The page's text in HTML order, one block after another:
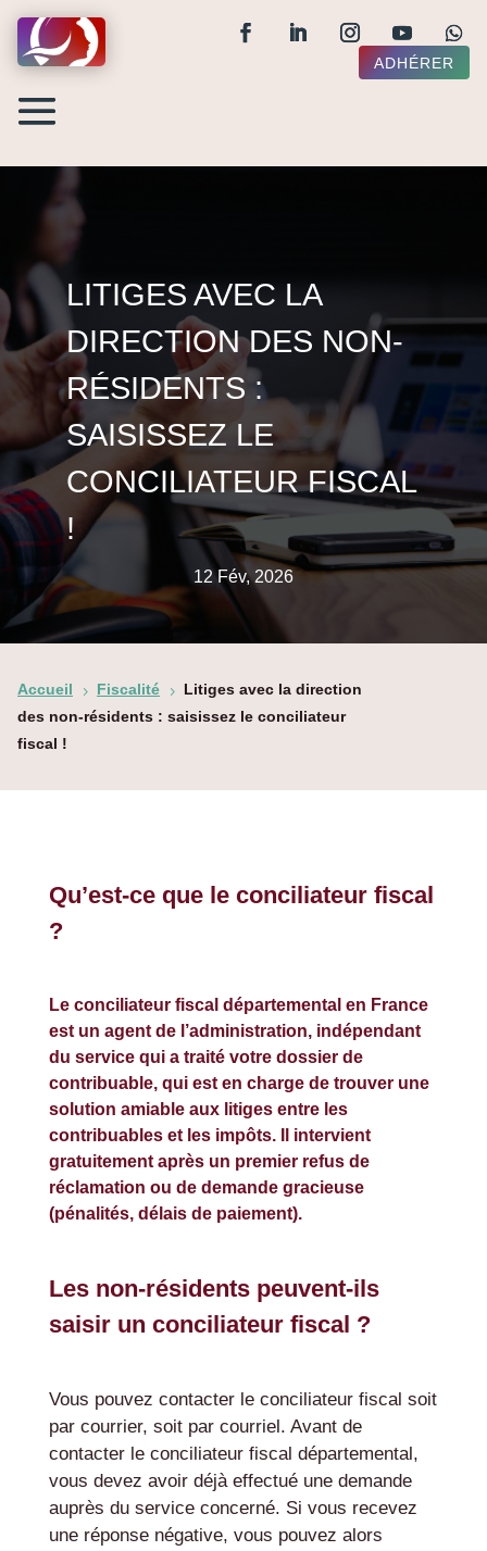
ADHÉRER
LITIGES AVEC LA
DIRECTION DES NON-
RÉSIDENTS :
SAISISSEZ LE
CONCILIATEUR FISCAL
!
12 Fév, 2026
Accueil 5 Fiscalité 5
Litiges avec la direction
des non-résidents : saisissez le conciliateur
fiscal !
Qu’est-ce que le conciliateur fiscal
?
Le conciliateur fiscal départemental en France
est un agent de l’administration, indépendant
du service qui a traité votre dossier de
contribuable, qui est en charge de trouver une
solution amiable aux litiges entre les
contribuables et les impôts. Il intervient
gratuitement après un premier refus de
réclamation ou de demande gracieuse
(pénalités, délais de paiement).
Les non-résidents peuvent-ils
saisir un conciliateur fiscal ?
Vous pouvez contacter le conciliateur fiscal soit
par courrier, soit par courriel. Avant de
contacter le conciliateur fiscal départemental,
vous devez avoir déjà effectué une demande
auprès du service concerné. Si vous recevez
une réponse négative, vous pouvez alors